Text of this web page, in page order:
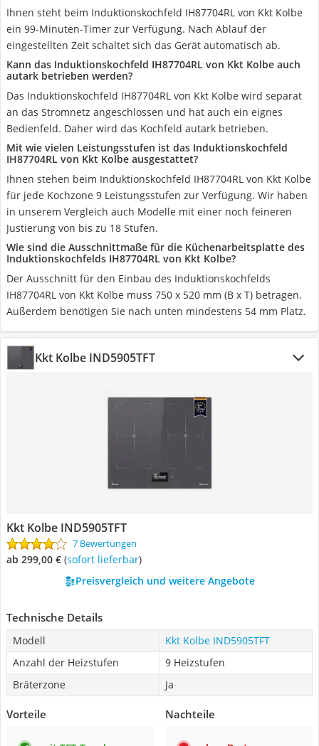
Ihnen steht beim Induktionskochfeld IH87704RL von Kkt Kolbe
ein 99-Minuten-Timer zur Verfügung. Nach Ablauf der
eingestellten Zeit schaltet sich das Gerät automatisch ab.
Kann das Induktionskochfeld IH87704RL von Kkt Kolbe auch
autark betrieben werden?
Das Induktionskochfeld IH87704RL von Kkt Kolbe wird separat
an das Stromnetz angeschlossen und hat auch ein eignes
Bedienfeld. Daher wird das Kochfeld autark betrieben.
Mit wie vielen Leistungsstufen ist das Induktionskochfeld
IH87704RL von Kkt Kolbe ausgestattet?
Ihnen stehen beim Induktionskochfeld IH87704RL von Kkt Kolbe
für jede Kochzone 9 Leistungsstufen zur Verfügung. Wir haben
in unserem Vergleich auch Modelle mit einer noch feineren
Justierung von bis zu 18 Stufen.
Wie sind die Ausschnittmaße für die Küchenarbeitsplatte des
Induktionskochfelds IH87704RL von Kkt Kolbe?
Der Ausschnitt für den Einbau des Induktionskochfelds
IH87704RL von Kkt Kolbe muss 750 x 520 mm (B x T) betragen.
Außerdem benötigen Sie nach unten mindestens 54 mm Platz.
Kkt Kolbe IND5905TFT
Kkt Kolbe IND5905TFT
7 Bewertungen
ab 299,00 € ( Sofort lieferbar)
Preisvergleich und weitere Angebote
Technische Details
Modell
Kkt Kolbe IND5905TFT
Anzahl der Heizstufen
9 Heizstufen
Bräterzone
Ja
Vorteile Nachteile